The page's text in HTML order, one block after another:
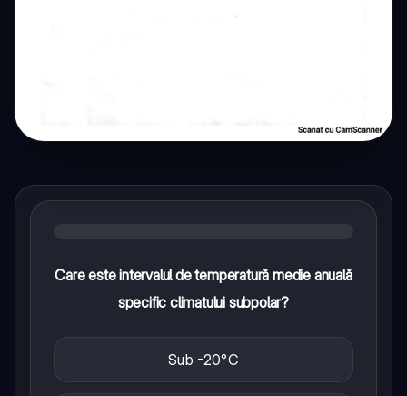
Care este intervalul de temperatură medie anuală
specific climatului subpolar?
Sub -20°C